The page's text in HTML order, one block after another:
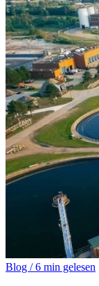
Blog /6 min gelesen